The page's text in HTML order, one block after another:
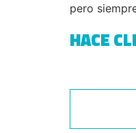
pero
HACE